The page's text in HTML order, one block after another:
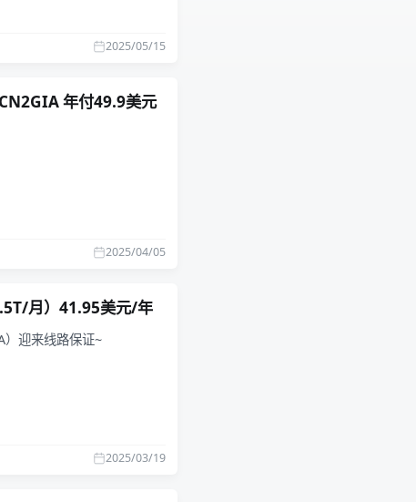
2025/05/15
年付49.9美元
2025/04/05
月）41.95美元/年
）迎来线路保证~
2025/03/19